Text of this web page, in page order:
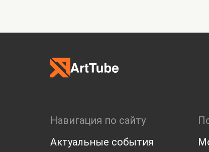
Навигация по сайту
Актуальные события